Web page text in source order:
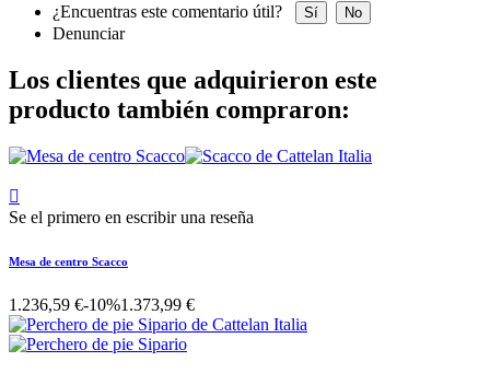
¿Encuentras este comentario útil? Sí No
Denunciar
Los clientes que adquirieron este
producto también compraron:

Se el primero en escribir una reseña
Mesa de centro Scacco
1.236,59 €-10%1.373,99 €